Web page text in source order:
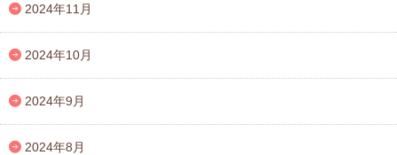
2024年11月
2024年10月
2024年9月
2024年8月